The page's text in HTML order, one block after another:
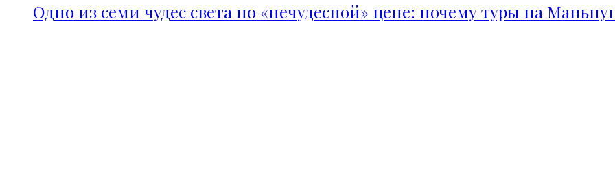
Одно из семи чудес света по «нечудесной» цене: почему туры на